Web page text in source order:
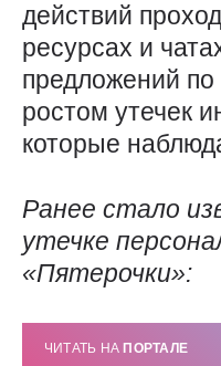
действий
ресурсах и
предложений по
ростом утечек
которые
Ранее стало
утечке
«Пятерочки»:
ЧИТАТЬ НА ПОРТАЛЕ